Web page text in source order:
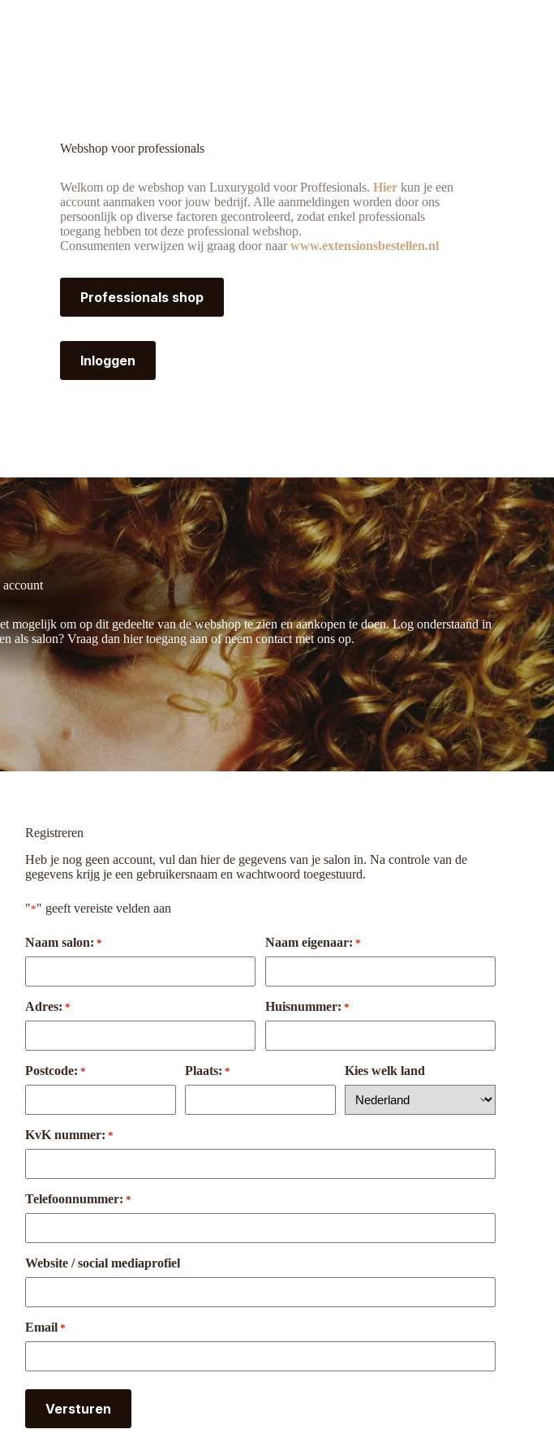
Webshop voor professionals
Welkom op de webshop van Luxurygold voor Proffesionals. Hier kun je een
account aanmaken voor jouw bedrijf. Alle aanmeldingen worden door ons
persoonlijk op diverse factoren gecontroleerd, zodat enkel professionals
toegang hebben tot deze professional webshop.
Consumenten verwijzen wij graag door naarwww.extensionsbestellen.nl
Professionals shop
Inloggen
om op dit gedeelte van de webshop te zien en aankopen te doen. Log onderstaand in
als salon? Vraag dan hier toegang aanof neem contactmet ons op.
Registreren
Heb je nog geen account, vul dan hier de gegevens van je salon in. Na controle van de
gegevens krijg je een gebruikersnaam en wachtwoord toegestuurd.
"*" geeft vereiste velden aan
Naam salon: * Naam eigenaar: *
Adres: * Huisnummer: *
Postcode: * Plaats: * Kies welk land
KvK nummer: *
Telefoonnummer: *
Website / social mediaprofiel
Email *